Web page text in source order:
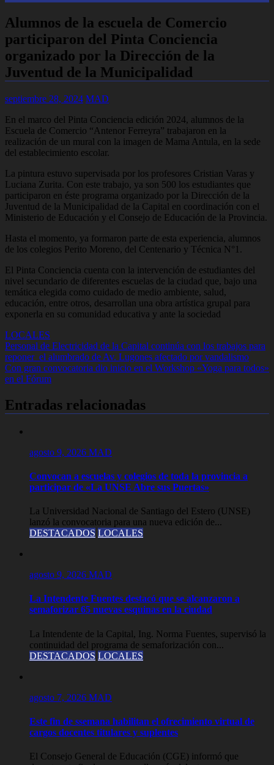
Alumnos de la escuela de Comercio
participaron del Pinta Conciencia
organizado por la Dirección de la
Juventud de la Municipalidad
septiembre 28, 2024 MAD
En el marco del Pinta Conciencia edición 2024, alumnos de la
Escuela de Comercio “Antenor Ferreyra” trabajaron en la
realización de un mural con la imagen de Mama Antula, en la sede
del establecimiento escolar.
La pintura estuvo supervisada por los profesores Cristian Varas y
Luciana Zurita. Con este trabajo, ya son 500 los estudiantes que
participaron en éste programa organizado por la Dirección de la
Juventud de la Municipalidad de la Capital en coordinación con el
Ministerio de Educación y el Consejo de Educación de la Provincia.
Hasta el momento, ya formaron parte de esta experiencia, alumnos
de los colegios Perito Moreno, del Centenario y Técnica N°1.
El Pinta Conciencia cuenta con la intervención de estudiantes del
nivel secundario de diferentes escuelas de la ciudad que, bajo una
temática elegida como cuidado de medio ambiente, salud,
educación, entre otros, desarrollan una obra artística grupal para
exponerla en su comunidad educativa y ante la sociedad
LOCALES
Navegación
de
entradas
Personal de Electricidad de la Capital continúa con los trabajos para
reponer el alumbrado de Av. Lugones afectado por vandalismo
Con gran convocatoria dio inicio en el Workshop «Yoga para todos»
en el Fórum
Entradas relacionadas
agosto 9, 2026 MAD
Convocan a escuelas y colegios de toda la provincia a
participar de «La UNSE Abre sus Puertas»
La Universidad Nacional de Santiago del Estero (UNSE)
lanzó la convocatoria para una nueva edición de...
DESTACADOS LOCALES
agosto 9, 2026 MAD
La Intendente Fuentes destacó que se alcanzaron a
semaforizar 65 nuevas esquinas en la ciudad
La Intendente de la Capital, Ing. Norma Fuentes, supervisó la
continuidad del programa de semaforización con...
DESTACADOS LOCALES
agosto 7, 2026 MAD
Este fin de ssemana habilitan el ofrecimiento virtual de
cargos docentes titulares y suplentes
El Consejo General de Educación (CGE) informó que